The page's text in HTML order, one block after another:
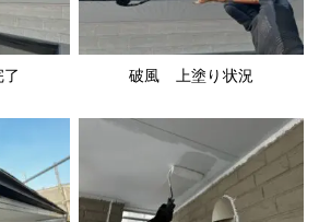
破風 上塗り状況